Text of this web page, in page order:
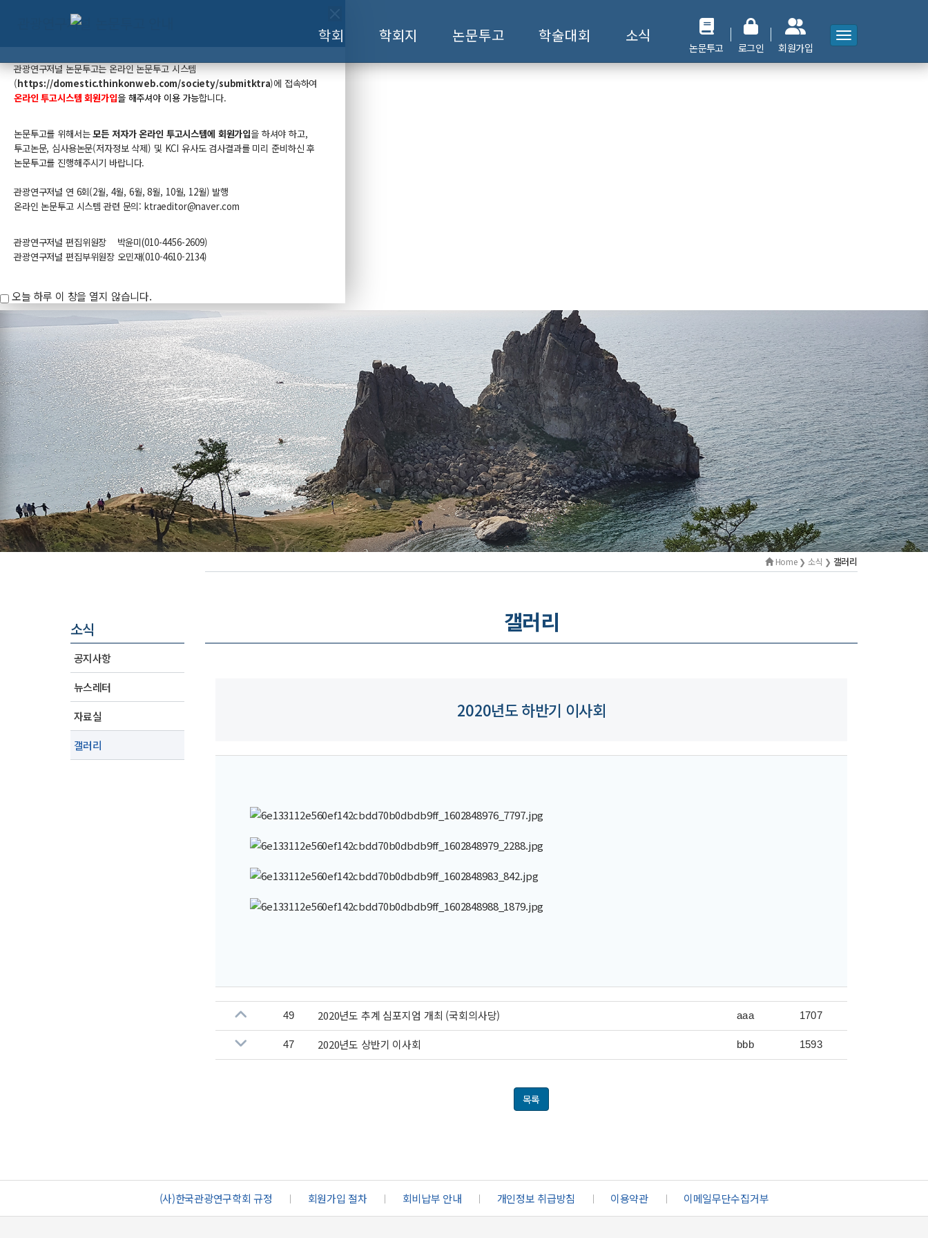
관광연구저널 논문투고 안내
관광연구저널 논문투고는온라인 논문투고 시스템
(https://domestic.thinkonweb.com/society/submitktra​)에 접속하여
온라인 투고시스템 회원가입을 해주셔야 이용 가능합니다.
논문투고를 위해서는모든 저자가 온라인 투고시스템에 회원가입을 하셔야 하고,
투고논문, 심사용논문(저자정보 삭제) 및 KCI 유사도 검사결과를 미리 준비하신 후
논문투고를 진행해주시기 바랍니다.
관광연구저널 연 6회(2월, 4월, 6월, 8월, 10월, 12월) 발행
온라인 논문투고 시스템 관련 문의: ktraeditor@naver.com​
관광연구저널 편집위원장 박윤미(010-4456-2609)
관광연구저널 편집부위원장 오민재(010-4610-2134)
오늘 하루 이 창을 열지 않습니다.
학회 학회지 논문투고 학술대회 소식
논문투고 로그인 회원가입
소식
공지사항
뉴스레터
자료실
갤러리
Home ❯ 소식 ❯ 갤러리
갤러리
2020년도 하반기 이사회
49 2020년도 추계 심포지엄 개최 (국회의사당) aaa 1707
47 2020년도 상반기 이사회 bbb 1593
목록
(사)한국관광연구학회 규정 ㅣ 회원가입 절차 ㅣ 회비납부 안내 ㅣ 개인정보 취급방침 ㅣ 이용약관 ㅣ 이메일무단수집거부